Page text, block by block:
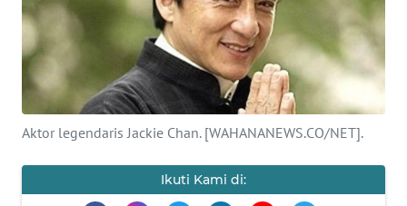
Aktor legendaris Jackie Chan. [WAHANANEWS.CO/NET].
Ikuti Kami di:
KESEHATAN
INTERNASIONAL
SERBA-SERBI
PENDIDIKAN